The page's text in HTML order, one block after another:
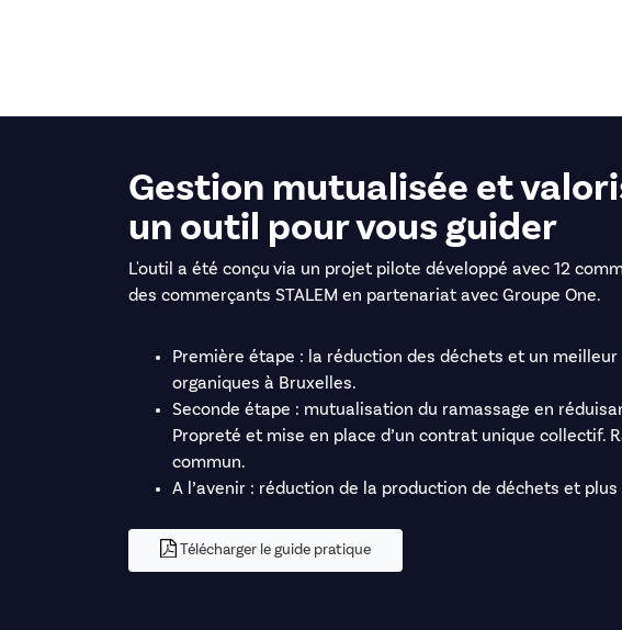
Gestion mutualisée et
un outil pour vous guider
L'outil a été conçu via un projet pilote développé avec 12
des commerçants STALEM en partenariat avec Groupe One.
Première étape : la réduction des déchets et un
organiques à Bruxelles.
Seconde étape : mutualisation du ramassage en
Propreté et mise en place d’un contrat unique collectif.
commun.
A l’avenir : réduction de la production de déchets et
Télécharger le guide pratique